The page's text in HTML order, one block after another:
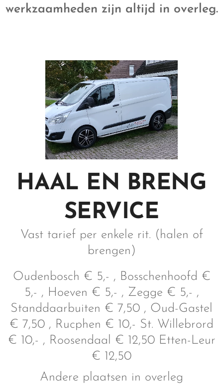
werkzaamheden zijn altijd in overleg.
HAAL EN BRENG
SERVICE
Vast tarief per enkele rit. (halen of
brengen)
Oudenbosch € 5,- , Bosschenhoofd €
5,- , Hoeven € 5,- , Zegge € 5,- ,
Standdaarbuiten € 7,50 , Oud-Gastel
€ 7,50 , Rucphen € 10,- St. Willebrord
€ 10,- , Roosendaal € 12,50 Etten-Leur
€ 12,50
Andere plaatsen in overleg